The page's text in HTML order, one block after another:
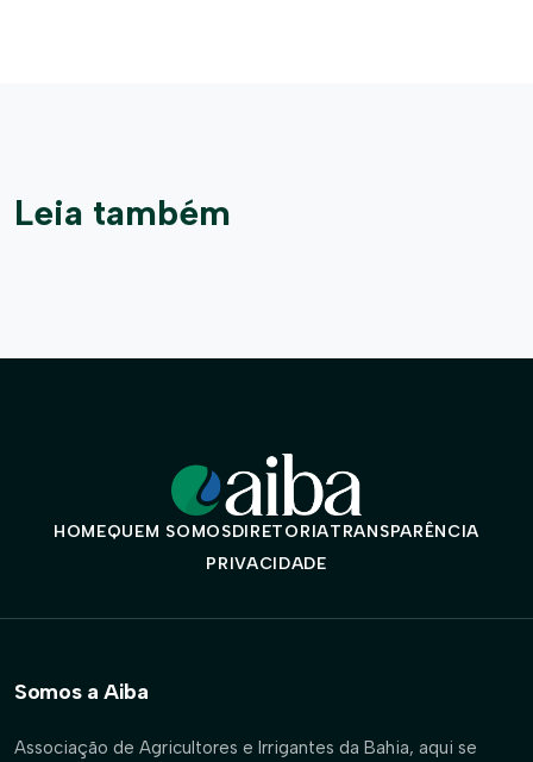
Leia também
HOMEQUEM SOMOSDIRETORIATRANSPARÊNCIA
PRIVACIDADE
Somos a Aiba
Associação de Agricultores e Irrigantes da Bahia, aqui se